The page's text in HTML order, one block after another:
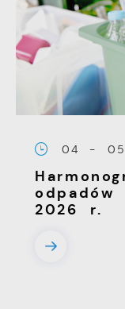
04 -
odpadów
2026 r.